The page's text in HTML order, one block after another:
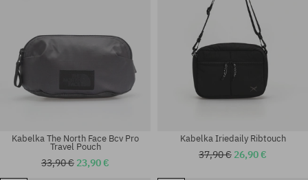
Kabelka The North Face Bcv Pro
Travel Pouch
33,90 € 23,90 €
Kabelka Iriedaily Ribtouch
37,90 € 26,90 €